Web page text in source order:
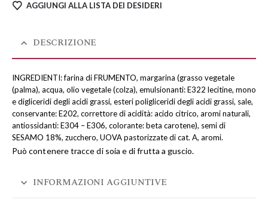
AGGIUNGI ALLA LISTA DEI DESIDERI
DESCRIZIONE
INGREDIENTI: farina di FRUMENTO, margarina (grasso vegetale
(palma), acqua, olio vegetale (colza), emulsionanti: E322 lecitine, mono
e digliceridi degli acidi grassi, esteri poligliceridi degli acidi grassi, sale,
conservante: E202, correttore di acidità: acido citrico, aromi naturali,
antiossidanti: E304 – E306, colorante: beta carotene), semi di
SESAMO 18%, zucchero, UOVA pastorizzate di cat. A, aromi.
Può contenere tracce di soia e di frutta a guscio.
INFORMAZIONI AGGIUNTIVE